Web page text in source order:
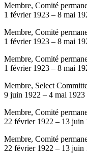
Membre, Comité
1 février 1923 – 8 mai
Membre, Comité
1 février 1923 – 8 mai
Membre, Comité
1 février 1923 – 8 mai
Membre, Select
9 juin 1922 – 4 mai 1923
Membre, Comité
22 février 1922 – 13 juin
Membre, Comité
22 février 1922 – 13 juin